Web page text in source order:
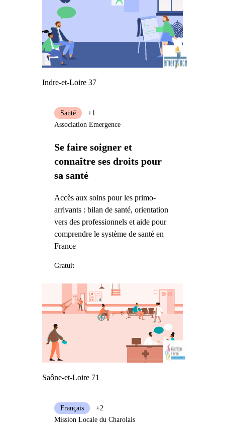
Indre-et-Loire 37
Se faire soigner et
connaître ses droits pour
sa santé
Accès aux soins pour les primo-
arrivants : bilan de santé, orientation
vers des professionnels et aide pour
comprendre le système de santé en
France
Santé
+1
Association Emergence
Gratuit
Saône-et-Loire 71
Français
+2
Mission Locale du Charolais